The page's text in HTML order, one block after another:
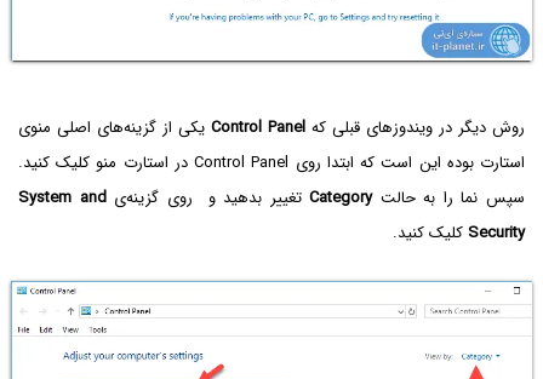
روش دیگر در ویندوزهای قبلی که Control Panel یکی از گزینه‌های اصلی منوی
استارت بوده این است که ابتدا روی Control Panel در استارت منو کلیک کنید.
سپس نما را به حالتCategoryتغییر بدهید و روی گزینه‌یSystem and
Security کلیک کنید.